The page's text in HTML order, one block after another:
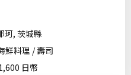
珂, 茨城縣
鮮料理 / 壽司
日幣